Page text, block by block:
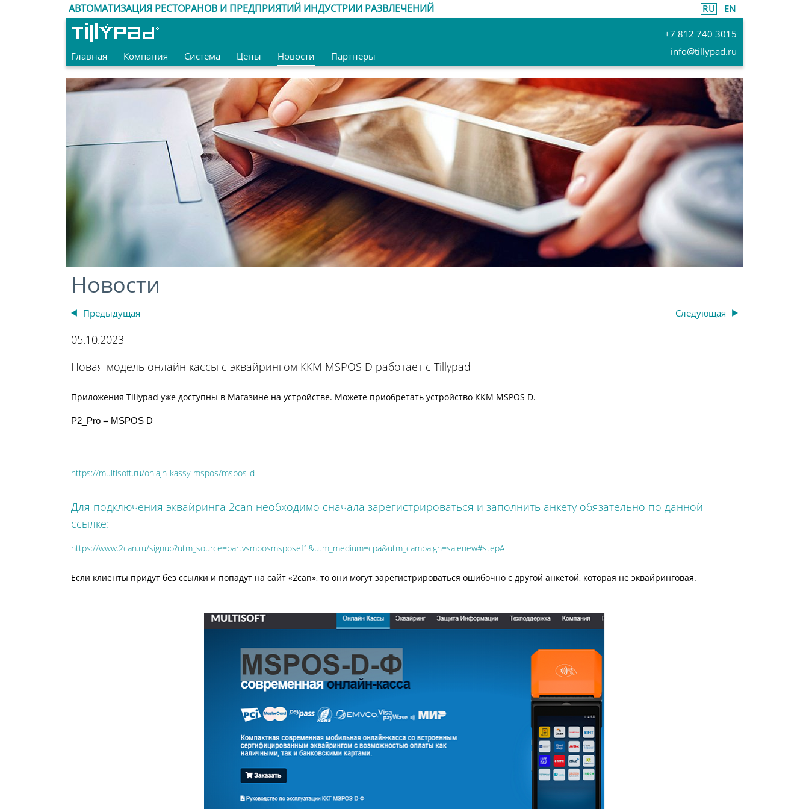
АВТОМАТИЗАЦИЯ РЕСТОРАНОВ И ПРЕДПРИЯТИЙ ИНДУСТРИИ РАЗВЛЕЧЕНИЙ EN
RU
info@tillypad.ru
+7 812 740 3015
Главная
Компания Система Цены Новости Партнеры
Новости
Предыдущая Следующая
05.10.2023
Новая модель онлайн кассы с эквайрингом ККМ MSPOS D работает с Tillypad
Приложения Tillypad уже доступны в Магазине на устройстве. Можете приобретать устройство ККМ MSPOS D.
P2_Pro = MSPOS D
https://multisoft.ru/onlajn-kassy-mspos/mspos-d
Для подключения эквайринга 2can необходимо сначала зарегистрироваться и заполнить анкету обязательно по данной
ссылке:
https://www.2can.ru/signup?utm_source=partvsmposmsposef1&utm_medium=cpa&utm_campaign=salenew#stepA
Если клиенты придут без ссылки и попадут на сайт «2can», то они могут зарегистрироваться ошибочно с другой анкетой, которая не эквайринговая.